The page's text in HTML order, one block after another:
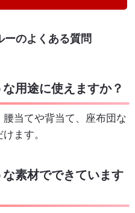
のよくある質問
用途に使えますか？
当てや背当て、座布団な
ます。
素材でできています